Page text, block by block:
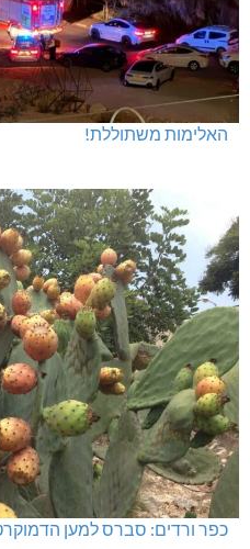
האלימות משתוללת!
כפר ורדים: סברס למען